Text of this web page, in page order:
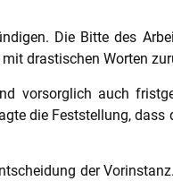
Die Bitte des
drastischen Worten
vorsorglich auch
die Feststellung,
der